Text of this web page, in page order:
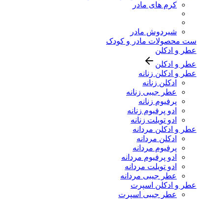
کرم های مادر
شیردوش مادر
ست محصولات مادر و کودک
عطر و ادکلن
عطر و ادکلن
عطر و ادکلن زنانه
ادکلن زنانه
عطر جیبی زنانه
پرفیوم زنانه
ادو پرفیوم زنانه
ادو تویلت زنانه
عطر و ادکلن مردانه
ادکلن مردانه
پرفیوم مردانه
ادو پرفیوم مردانه
ادو تویلت مردانه
عطر جیبی مردانه
عطر و ادکلن اسپرت
عطر جیبی اسپرت